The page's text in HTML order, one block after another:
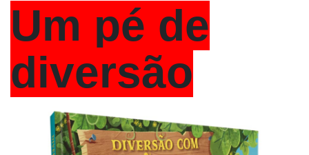
Um pé de
diversão